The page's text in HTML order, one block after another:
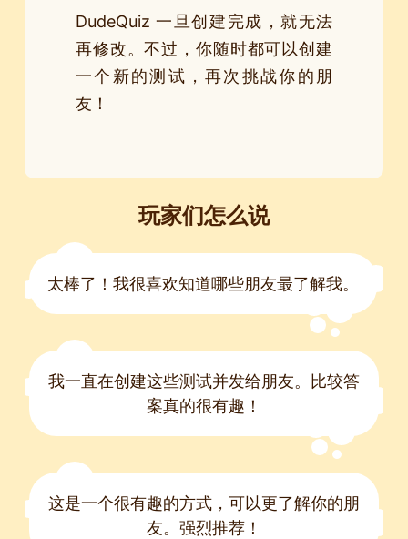
DudeQuiz 一旦创建完成，就无法
再修改。不过，你随时都可以创建
一个新的测试，再次挑战你的朋
友！
玩家们怎么说
太棒了！我很喜欢知道哪些朋友最了解我。
我一直在创建这些测试并发给朋友。比较答
案真的很有趣！
这是一个很有趣的方式，可以更了解你的朋
友。强烈推荐！